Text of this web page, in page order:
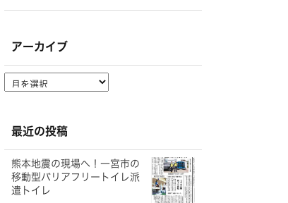
アーカイブ
ア
ー
ブ
最近の投稿
熊本地震の現場へ！一宮市の
移動型バリアフリートイレ派
遣トイレ